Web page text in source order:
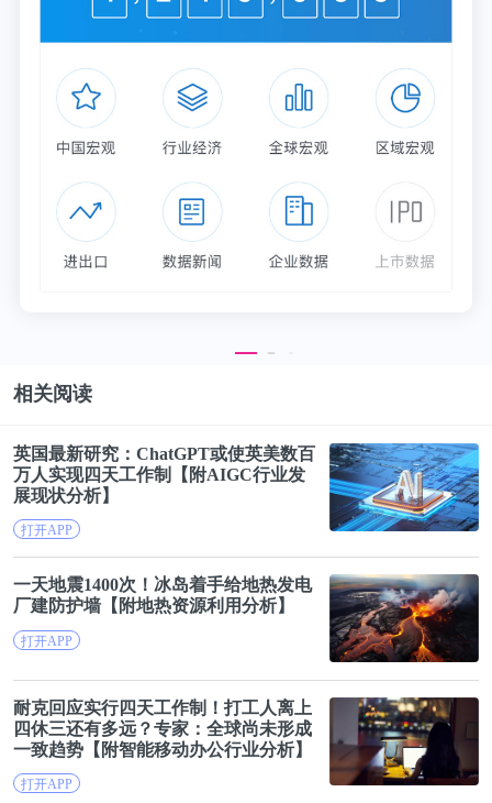
恍如隔世
2018年5月17日，安德森因为在监狱中表现良好而被
减刑，提前3年释放。此时的他已经81岁高龄。
验屈指可数，但当他出狱时，全世界正在进行的基因
治疗临床试验已经超过了1000项。Spark公司的基因
疗法已经通过FDA批准上市。逆转录病毒载体也早已
被放弃，如今的基因治疗是腺相关病毒（AAV）和慢
病毒的天下。更不要说在他服刑期间，CRISPR基因
编辑技术横空出世，彻底改变了遗传病治疗的格局。
相关阅读
英国最新研究：ChatGPT或使英美数百
万人实现四天工作制
【附AIGC行业发
展现状分析】
打开APP
一天地震1400次！ 冰岛着手给地热发电
厂建防护墙【附地热资源利用分析】
打开APP
耐克回应实行四天工作制 ！打工人离上
四休三还有多远？专家：全球尚未形成
一致趋势【附智能移动办公行业分析】
打开APP